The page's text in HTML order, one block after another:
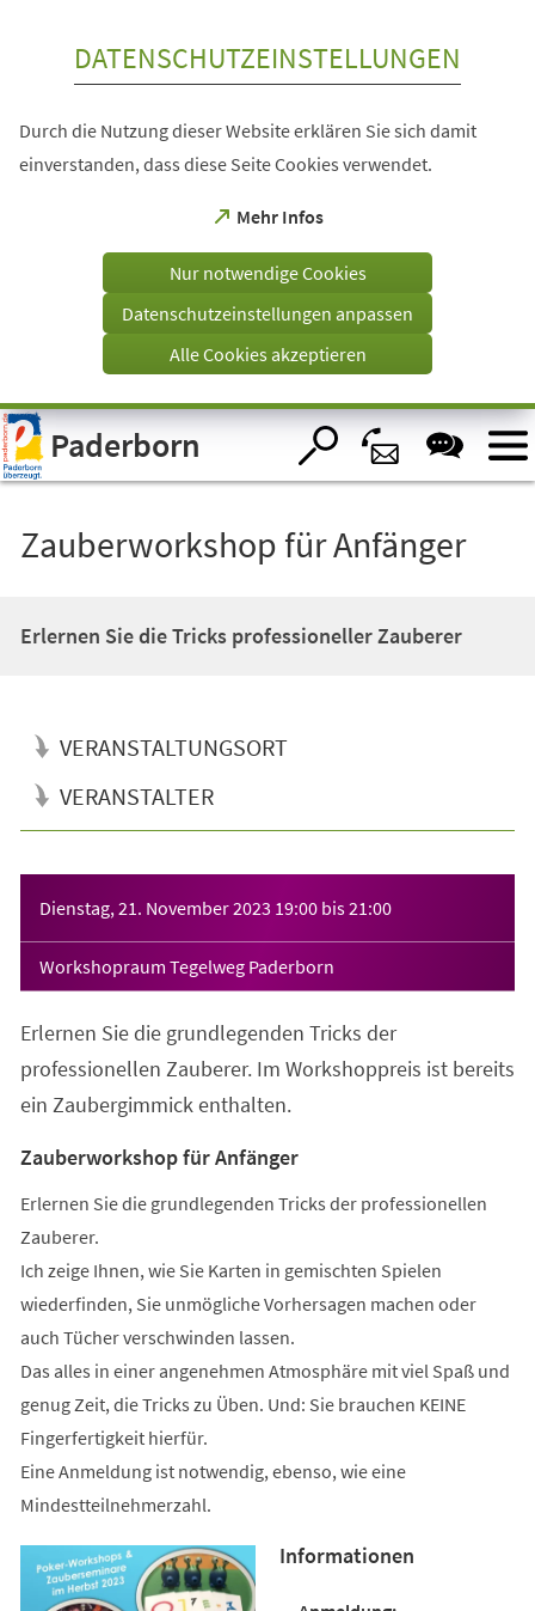
Visuelle
Assistenzsoftware
öffnen.
DATENSCHUTZEINSTELLUNGEN
Durch die Nutzung dieser Website erklären Sie sich damit
einverstanden, dass diese Seite Cookies verwendet.
Mehr Infos
(Öffnet
einem
Tab)
Nur notwendige Cookies
Datenschutzeinstellungen anpassen
Alle Cookies akzeptieren
Paderborn
Zauberworkshop für Anfänger
Erlernen Sie die Tricks professioneller Zauberer
VERANSTALTUNGSORT
VERANSTALTER
Dienstag, 21. November 2023 19:00 bis21:00
Workshopraum Tegelweg Paderborn
Erlernen Sie die grundlegenden Tricks der
professionellen Zauberer. Im Workshoppreis ist bereits
ein Zaubergimmick enthalten.
Zauberworkshop für Anfänger
Erlernen Sie die grundlegenden Tricks der professionellen
Zauberer.
Ich zeige Ihnen, wie Sie Karten in gemischten Spielen
wiederfinden, Sie unmögliche Vorhersagen machen oder
auch Tücher verschwinden lassen.
Das alles in einer angenehmen Atmosphäre mit viel Spaß und
genug Zeit, die Tricks zu Üben. Und: Sie brauchen KEINE
Fingerfertigkeit hierfür.
Eine Anmeldung ist notwendig, ebenso, wie eine
Mindestteilnehmerzahl.
Informationen